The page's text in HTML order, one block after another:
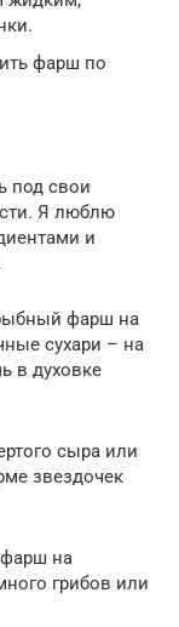
фарш по
под свои
Я люблю
и
фарш на
сухари – на
в духовке
сыра или
звездочек
на
грибов или